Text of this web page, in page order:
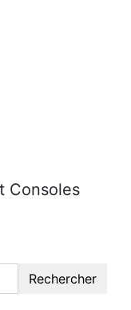
Consoles
Rechercher